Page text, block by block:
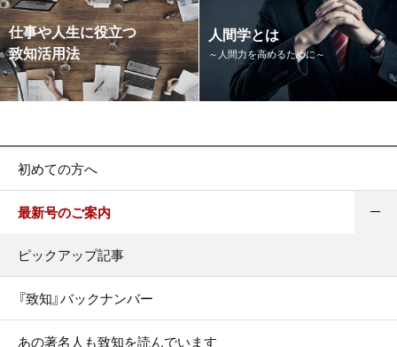
仕事や人生に役立つ
致知活用法
人間学とは
～人間力を高めるために～
初めての方へ
最新号のご案内
ピックアップ記事
『致知』バックナンバー
あの著名人も致知を読んでいます